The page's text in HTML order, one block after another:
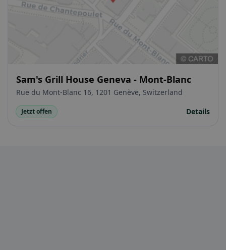
Sam's Grill House Geneva - Mont-Blanc
Rue du Mont-Blanc 16, 1201 Genève, Switzerland
Jetzt offen Details